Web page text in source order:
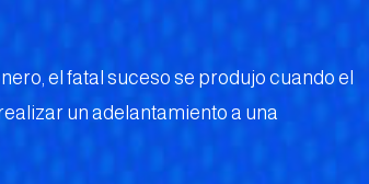
el fatal suceso se produjo cuando el
un adelantamiento a una